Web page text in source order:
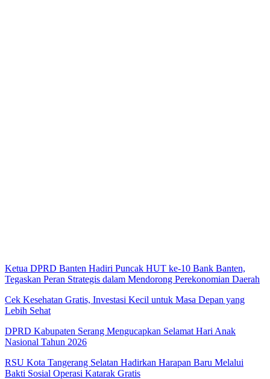
Ketua DPRD Banten Hadiri Puncak HUT ke-10 Bank Banten,
Tegaskan Peran Strategis dalam Mendorong Perekonomian Daerah
Cek Kesehatan Gratis, Investasi Kecil untuk Masa Depan yang
Lebih Sehat
DPRD Kabupaten Serang Mengucapkan Selamat Hari Anak
Nasional Tahun 2026
RSU Kota Tangerang Selatan Hadirkan Harapan Baru Melalui
Bakti Sosial Operasi Katarak Gratis